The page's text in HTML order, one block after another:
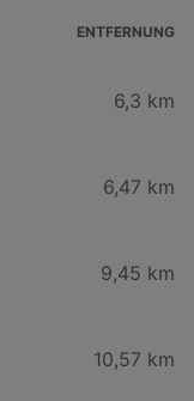
ENTFERNUNG
6,3 km
6,47 km
9,45 km
10,57 km